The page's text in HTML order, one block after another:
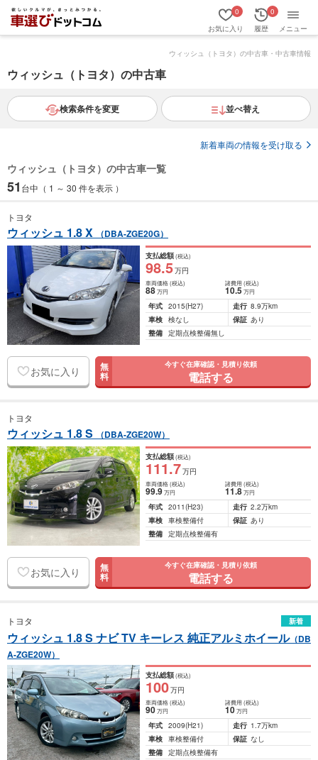
お気に入り
0
履歴
0
メニュー
ウィッシュ（トヨタ）の中古車・中古車情報
ウィッシュ（トヨタ）の中古車
検索条件を変更 並べ替え
新着車両の情報を受け取る
ウィッシュ（トヨタ）の中古車一覧
51 台中（ 1 ～ 30 件を表示 ）
トヨタ
ウィッシュ 1.8 X （DBA-ZGE20G）
支払総額(税込)
98.5万円
車両価格(税込)
88万円
諸費用 (税込)
10.5 万円
年式 2015(H27) 走行 8.9万km
車検 検なし 保証 あり
整備 定期点検整備無し
お気に入り 無
料
今すぐ在庫確認・見積り依頼
電話する
トヨタ
ウィッシュ 1.8 S （DBA-ZGE20W）
支払総額(税込)
111.7万円
車両価格(税込)
99.9万円
諸費用 (税込)
11.8 万円
年式 2011(H23) 走行 2.2万km
車検 車検整備付 保証 あり
整備 定期点検整備有
お気に入り 無
料
今すぐ在庫確認・見積り依頼
電話する
トヨタ 新着
ウィッシュ 1.8 S ナビ TV キーレス 純正アルミホイール（DB
A-ZGE20W）
支払総額(税込)
100万円
車両価格(税込)
90万円
諸費用 (税込)
10 万円
年式 2009(H21) 走行 1.7万km
車検 車検整備付 保証 なし
整備 定期点検整備有